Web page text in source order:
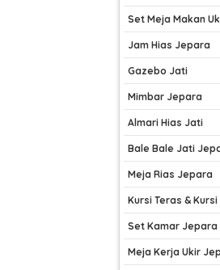
Set Meja Makan
Jam Hias Jepara
Gazebo Jati
Mimbar Jepara
Almari Hias Jati
Bale Bale Jati
Meja Rias Jepara
Kursi Teras &
Set Kamar Jepara
Meja Kerja Ukir